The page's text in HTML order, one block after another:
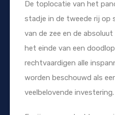
De toplocatie van het
stadje in de tweede rij op
van de zee en de
het einde van een
rechtvaardigen alle
worden beschouwd als
veelbelovende investering.